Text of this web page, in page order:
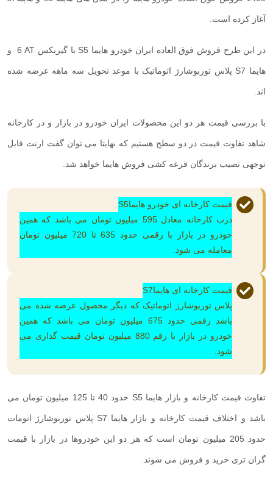
آغاز کرده است.
در این طرح فروش فوق العاده ایران خودرو هایما S5 با گیربکس AT 6 و
هایما S7 پلاس توربوشارژ اتوماتیک با موعد تحویل سه ماهه عرضه شده
اند.
با بررسی قیمت هر دو این محصولات ایران خودرو در بازار و در کارخانه
شاهد تفاوت قیمت در دو سطح هستیم که نهایتا می توان گفت ارنت قابل
توجهی نصیب برندگان قرعه کشی فروش هایما خواهد شد.
قیمت کارخانه ای خودرو هایماS5
درب کارخانه معادل 595 میلیون تومان می باشد که همین
خودرو در بازار با رقمی حدود 635 تا 720 میلیون تومان
معامله می شود.
قیمت کارخانه ای هایماS7
پلاس توربوشارژ اتوماتیک که دیگر محصول عرضه شده می
باشد رقمی حدود 675 میلیون تومان می باشد که همین
خودرو در بازار با رقم 880 میلیون تومان قیمت گذاری می
شود.
تفاوت قیمت کارخانه و بازار هایما S5 حدود 40 تا 125 میلیون تومان می
باشد و اختلاف قیمت کارخانه و بازار هایما S7 پلاس توربوشارژ اتومات
حدود 205 میلیون تومان است که هر دو این خودروها در بازار با قیمت
گران تری خرید و فروش می شوند.